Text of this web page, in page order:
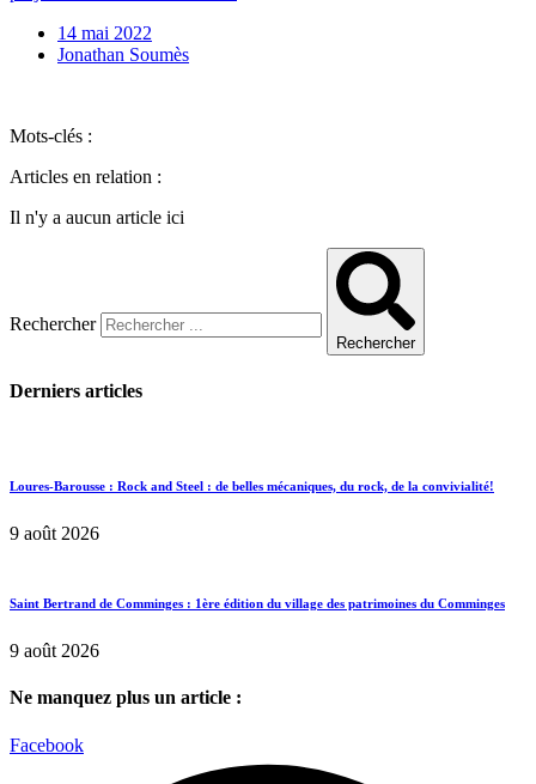
14 mai 2022
Jonathan Soumès
Mots-clés :
Articles en relation :
Il n'y a aucun article ici
Rechercher
Rechercher
Derniers articles
Loures-Barousse : Rock and Steel : de belles mécaniques, du rock, de la convivialité!
9 août 2026
Saint Bertrand de Comminges : 1ère édition du village des patrimoines du Comminges
9 août 2026
Ne manquez plus un article :
Facebook